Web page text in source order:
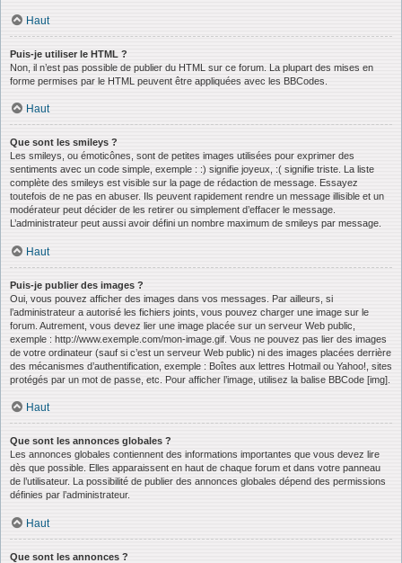
Haut
Puis-je utiliser le HTML ?
Non, il n’est pas possible de publier du HTML sur ce forum. La plupart des mises en
forme permises par le HTML peuvent être appliquées avec les BBCodes.
Haut
Que sont les smileys ?
Les smileys, ou émoticônes, sont de petites images utilisées pour exprimer des
sentiments avec un code simple, exemple : :) signifie joyeux, :( signifie triste. La liste
complète des smileys est visible sur la page de rédaction de message. Essayez
toutefois de ne pas en abuser. Ils peuvent rapidement rendre un message illisible et un
modérateur peut décider de les retirer ou simplement d’effacer le message.
L’administrateur peut aussi avoir défini un nombre maximum de smileys par message.
Haut
Puis-je publier des images ?
Oui, vous pouvez afficher des images dans vos messages. Par ailleurs, si
l’administrateur a autorisé les fichiers joints, vous pouvez charger une image sur le
forum. Autrement, vous devez lier une image placée sur un serveur Web public,
exemple : http://www.exemple.com/mon-image.gif. Vous ne pouvez pas lier des images
de votre ordinateur (sauf si c’est un serveur Web public) ni des images placées derrière
des mécanismes d’authentification, exemple : Boîtes aux lettres Hotmail ou Yahoo!, sites
protégés par un mot de passe, etc. Pour afficher l’image, utilisez la balise BBCode [img].
Haut
Que sont les annonces globales ?
Les annonces globales contiennent des informations importantes que vous devez lire
dès que possible. Elles apparaissent en haut de chaque forum et dans votre panneau
de l’utilisateur. La possibilité de publier des annonces globales dépend des permissions
définies par l’administrateur.
Haut
Que sont les annonces ?